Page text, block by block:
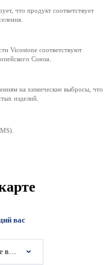
что продукт соответствует
Vicostone соответствуют
Союза.
на химические выбросы, что
изделий.
вас
Ничего не выбрано